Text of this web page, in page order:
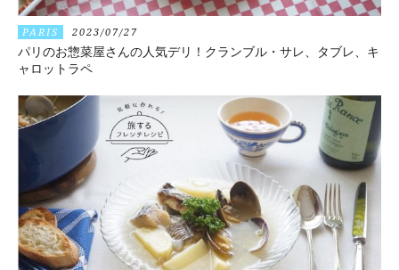
PARIS 2023/07/27
パリのお惣菜屋さんの人気デリ！クランブル・サレ、タブレ、キ
ャロットラペ